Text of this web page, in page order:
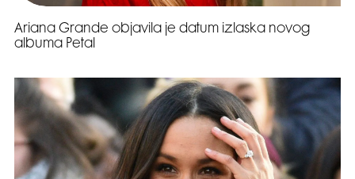
Ariana Grande objavila je datum izlaska novog
albuma Petal